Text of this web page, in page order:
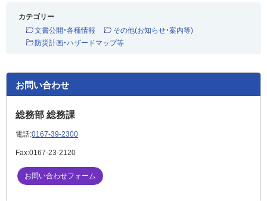
カテゴリー
文書公開・各種情報
その他(お知らせ・案内等)
防災計画・ハザードマップ等
お問い合わせ
総務部 総務課
電話:0167-39-2300
Fax:0167-23-2120
お問い合わせフォーム